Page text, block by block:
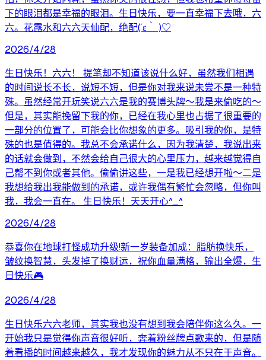
下的眼泪都是幸福的眼泪。生日快乐，要一直幸福下去哦，六
六。花露水和六六天仙配，绝配(´ε｀ )♡
2026/4/28
生日快乐！六六！ 提笔却不知道该说什么好，虽然我们相遇
的时间说长不长，说短不短，但是你对我来说未尝不是一种特
殊。虽然经常开玩笑说六六是我的赛博头牌～我是来偷吃的～
但是，其实能挽留下我的你，已经在我心里也占据了很重要的
一部分的位置了，可能会比你想象的更多。吸引我的你，是特
殊的也是值得的。我总不会承诺什么，因为我清楚，我说出来
的话就会做到，不然会给自己很大的心里压力，越来越觉得自
己帮不到你或者其他。偷偷讲这些，一是我已经想开啦～二是
我想给我出我能做到的承诺，或许我偶有繁忙会忽略，但你叫
我，我会一直在。 生日快乐！天天开心^_^
2026/4/28
恭喜你在地球打怪成功升级!新一岁装备加成：脂肪换快乐，
皱纹换智慧，头发掉了换财运，祝你血量满格，输出全爆，生
日快乐🎮
2026/4/28
生日快乐六六老师，其实我也没有想到我会陪伴你这么久。一
开始我只是觉得你声音很好听，奔着粉丝牌点歌来的，但是随
着看播的时间越来越久，我才发现你的魅力从不只在于声音。